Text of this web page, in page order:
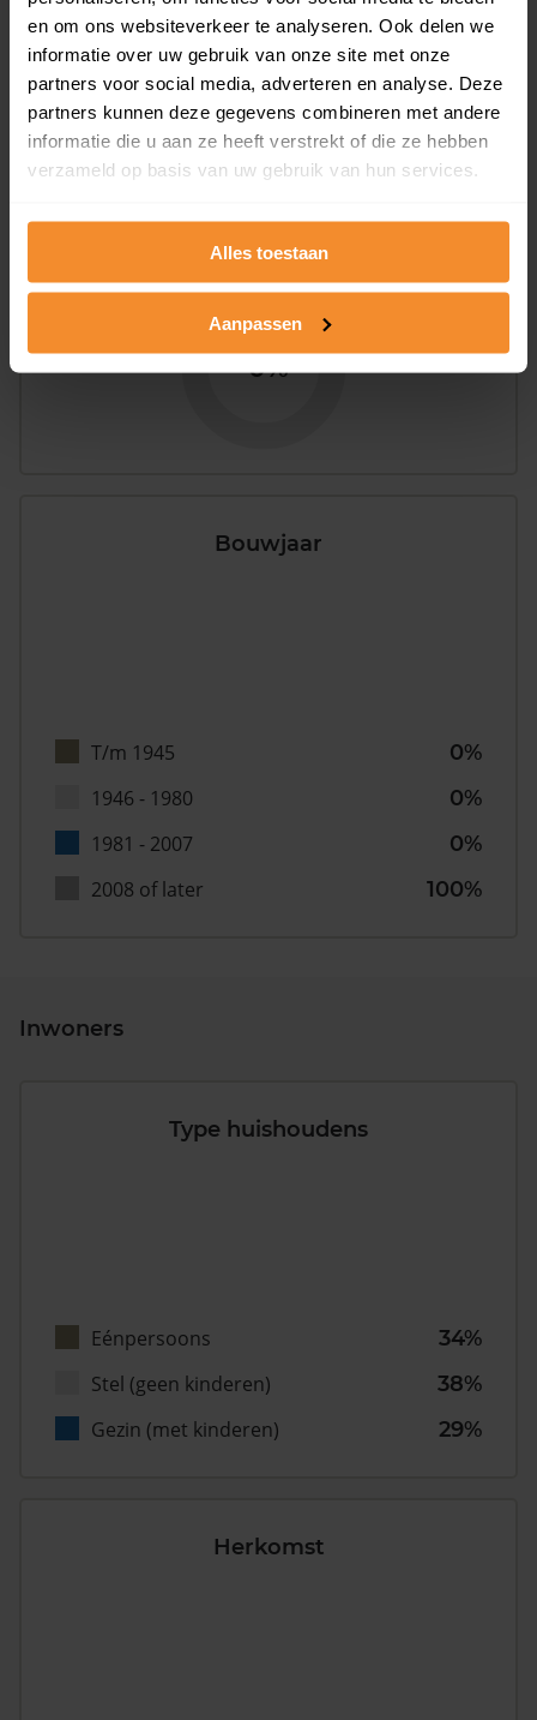
en om ons websiteverkeer te analyseren. Ook delen we
informatie over uw gebruik van onze site met onze
partners voor social media, adverteren en analyse. Deze
partners kunnen deze gegevens combineren met andere
informatie die u aan ze heeft verstrekt of die ze hebben
verzameld op basis van uw gebruik van hun services.
Alles toestaan
Aanpassen
25%
Koopwoningen
75%
Huurwoningen
Appartementen
aandeel van totale woningen
0%
Bouwjaar
T/m 1945
0%
1946 - 1980
0%
1981 - 2007
0%
2008 of later
100%
Inwoners
Type huishoudens
Eénpersoons
34%
Stel (geen kinderen)
38%
Gezin (met kinderen)
29%
Herkomst